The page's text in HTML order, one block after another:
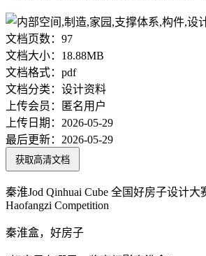
文档页数： 97
文档大小： 18.88MB
文档格式： pdf
文档分类： 设计资料
上传会员：
匿名用户
上传日期： 2026-05-29
最后更新： 2026-05-29
获取高清文档
秦淮Jod Qinhuai Cube 全国好房子设计大
Haofangzi Competition
秦淮盒，好房子